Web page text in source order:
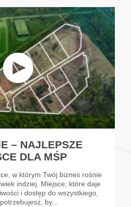
– NAJLEPSZE
DLA MŚP
w którym Twój biznes rośnie
indziej. Miejsce, które daje
i dostęp do wszystkiego,
by...